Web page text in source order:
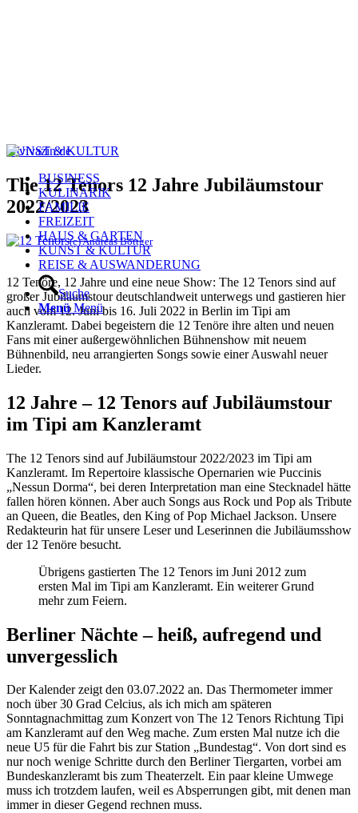
BUSINESS
KULINARIK
FAMILIE
FREIZEIT
HAUS & GARTEN
KUNST & KULTUR
REISE & AUSWANDERUNG
Suche
Menü Menü
KUNST & KULTUR
The 12 Tenors 12 Jahre Jubiläumstour
2022/2023
(c) Andreas Böttger
12 Tenöre, 12 Jahre und eine neue Show: The 12 Tenors sind auf
großer Jubiläumstour deutschlandweit unterwegs und gastieren hier
auch vom 12. Juni bis 16. Juli 2022 in Berlin im Tipi am
Kanzleramt. Dabei begeistern die 12 Tenöre ihre alten und neuen
Fans mit einer außergewöhnlichen Bühnenshow mit neuem
Bühnenbild, neu arrangierten Songs sowie einer Auswahl neuer
Lieder.
12 Jahre – 12 Tenors auf Jubiläumstour
im Tipi am Kanzleramt
The 12 Tenors sind auf Jubiläumstour 2022/2023 im Tipi am
Kanzleramt. Im Repertoire klassische Opernarien wie Puccinis
„Nessun Dorma“, bei deren Interpretation man eine Stecknadel hätte
fallen hören können. Aber auch Songs aus Rock und Pop als Tribute
an Queen, die Beatles, den King of Pop Michael Jackson. Unsere
Redakteurin hat für unsere Leser und Leserinnen die Jubiläumsshow
der 12 Tenöre besucht.
Übrigens gastierten The 12 Tenors im Juni 2012 zum
ersten Mal im Tipi am Kanzleramt. Ein weiterer Grund
mehr zum Feiern.
Berliner Nächte – heiß, aufregend und
unvergesslich
Der Kalender zeigt den 03.07.2022 an. Das Thermometer immer
noch über 30 Grad Celcius, als ich mich am späteren
Sonntagnachmittag zum Konzert von The 12 Tenors Richtung Tipi
am Kanzleramt auf den Weg mache. Zum ersten Mal nutze ich die
neue U5 für die Fahrt bis zur Station „Bundestag“. Von dort sind es
nur noch wenige Schritte durch den Berliner Tiergarten, vorbei am
Bundeskanzleramt bis zum Theaterzelt. Ein paar kleine Umwege
muss ich trotzdem laufen, weil es Absperrungen gibt, mit denen man
immer in dieser Gegend rechnen muss.